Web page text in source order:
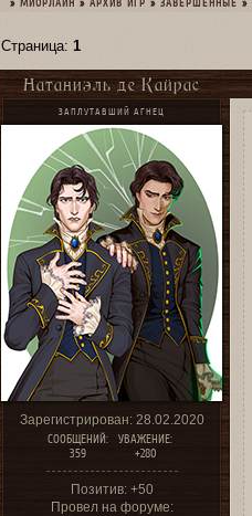
» МИОРЛАЙН » ­АРХИВ ИГР » ЗАВЕРШЕННЫЕ »
Страница:1
Натаниэль де Кайрас
ЗАПЛУТАВШИЙ АГНЕЦ
Зарегистрирован: 28.02.2020
СООБЩЕНИЙ:
359
УВАЖЕНИЕ:
+280
Позитив: +50
Провел на форуме: